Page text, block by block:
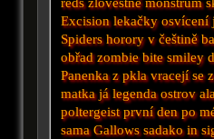
Excision lekačky osvícení
Spiders horory v češtině
obřad zombie bite smiley
Panenka z pkla vracejí se
matka já legenda ostrov
poltergeist první den po
sama Gallows sadakoin